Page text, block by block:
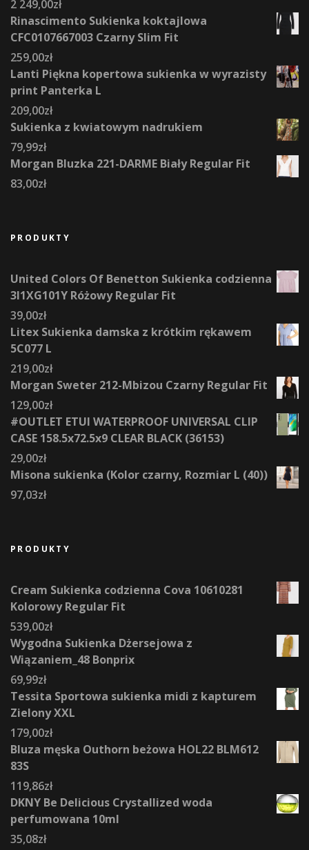
2 249,00zł
Rinascimento Sukienka koktajlowa
CFC0107667003 Czarny Slim Fit
259,00zł
Lanti Piękna kopertowa sukienka w wyrazisty
print Panterka L
209,00zł
Sukienka z kwiatowym nadrukiem
79,99zł
Morgan Bluzka 221-DARME Biały Regular Fit
83,00zł
PRODUKTY
United Colors Of Benetton Sukienka codzienna
3I1XG101Y Różowy Regular Fit
39,00zł
Litex Sukienka damska z krótkim rękawem
5C077 L
219,00zł
Morgan Sweter 212-Mbizou Czarny Regular Fit
129,00zł
#OUTLET ETUI WATERPROOF UNIVERSAL CLIP
CASE 158.5x72.5x9 CLEAR BLACK (36153)
29,00zł
Misona sukienka (Kolor czarny, Rozmiar L (40))
97,03zł
PRODUKTY
Cream Sukienka codzienna Cova 10610281
Kolorowy Regular Fit
539,00zł
Wygodna Sukienka Dżersejowa z
Wiązaniem_48 Bonprix
69,99zł
Tessita Sportowa sukienka midi z kapturem
Zielony XXL
179,00zł
Bluza męska Outhorn beżowa HOL22 BLM612
83S
119,86zł
DKNY Be Delicious Crystallized woda
perfumowana 10ml
35,08zł